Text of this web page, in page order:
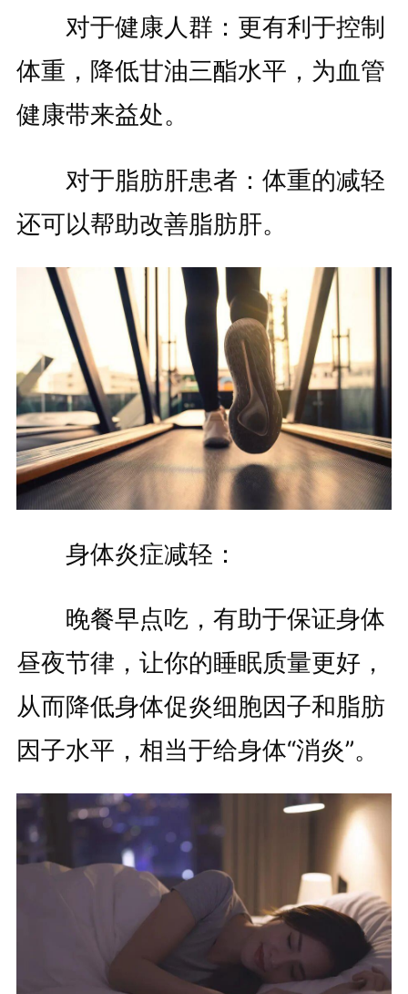
对于健康人群：更有利于控制
体重，降低甘油三酯水平，为血管
健康带来益处。
对于脂肪肝患者：体重的减轻
还可以帮助改善脂肪肝。
身体炎症减轻：
晚餐早点吃，有助于保证身体
昼夜节律，让你的睡眠质量更好，
从而降低身体促炎细胞因子和脂肪
因子水平，相当于给身体“消炎”。